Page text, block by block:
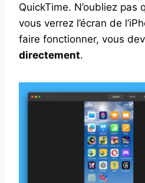
QuickTime. N’oubliez pas
vous verrez l’écran de
faire fonctionner, vous
directement.